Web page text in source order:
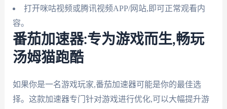
打开咪咕视频或腾讯视频APP/网站,即可正常观看内
容。
番茄加速器:专为游戏而生,畅玩
汤姆猫跑酷
如果你是一名游戏玩家,番茄加速器可能是你的最佳选
择。这款加速器专门针对游戏进行优化,可以大幅提升游